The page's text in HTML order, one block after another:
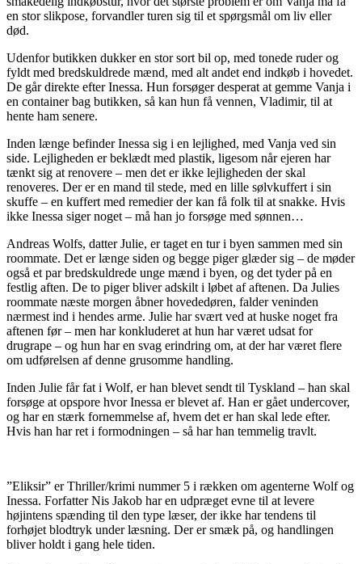
en stor slikpose, forvandler turen sig til et spørgsmål om liv eller
død.
Udenfor butikken dukker en stor sort bil op, med tonede ruder og
fyldt med bredskuldrede mænd, med alt andet end indkøb i hovedet.
De går direkte efter Inessa. Hun forsøger desperat at gemme Vanja i
en container bag butikken, så kan hun få vennen, Vladimir, til at
hente ham senere.
Inden længe befinder Inessa sig i en lejlighed, med Vanja ved sin
side. Lejligheden er beklædt med plastik, ligesom når ejeren har
tænkt sig at renovere – men det er ikke lejligheden der skal
renoveres. Der er en mand til stede, med en lille sølvkuffert i sin
skuffe – en kuffert med remedier der kan få folk til at snakke. Hvis
ikke Inessa siger noget – må han jo forsøge med sønnen…
Andreas Wolfs, datter Julie, er taget en tur i byen sammen med sin
roommate. Det er længe siden og begge piger glæder sig – de møder
også et par bredskuldrede unge mænd i byen, og det tyder på en
festlig aften. De to piger bliver adskilt i løbet af aftenen. Da Julies
roommate næste morgen åbner hovededøren, falder veninden
nærmest ind i hendes arme. Julie har svært ved at huske noget fra
aftenen før – men har konkluderet at hun har været udsat for
drugrape – og hun har en svag erindring om, at der har været flere
om udførelsen af denne grusomme handling.
Inden Julie får fat i Wolf, er han blevet sendt til Tyskland – han skal
forsøge at opspore hvor Inessa er blevet af. Han er gået undercover,
og har en stærk fornemmelse af, hvem det er han skal lede efter.
Hvis han har ret i formodningen – så har han temmelig travlt.
”Eliksir” er Thriller/krimi nummer 5 i rækken om agenterne Wolf og
Inessa. Forfatter Nis Jakob har en udpræget evne til at levere
højintens spænding til den type læser, der ikke har tendens til
forhøjet blodtryk under læsning. Der er smæk på, og handlingen
bliver holdt i gang hele tiden.